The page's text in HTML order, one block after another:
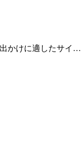
かけに適したサイ…